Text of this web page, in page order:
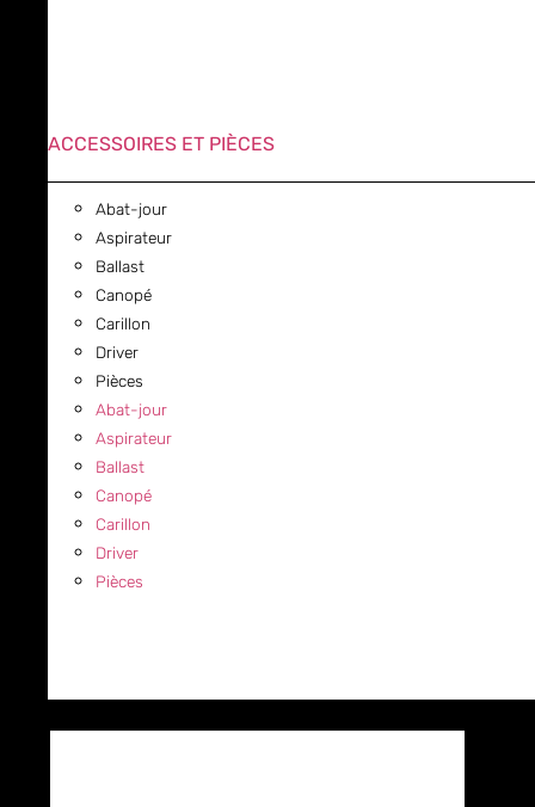
ACCESSOIRES ET PIÈCES
Abat-jour
Aspirateur
Ballast
Canopé
Carillon
Driver
Pièces
Abat-jour
Aspirateur
Ballast
Canopé
Carillon
Driver
Pièces